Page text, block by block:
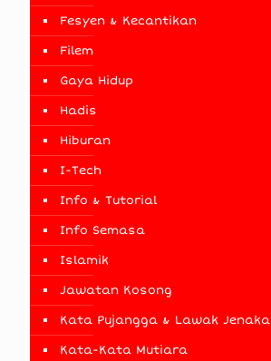
Fesyen & Kecantikan
Filem
Gaya Hidup
Hadis
Hiburan
I-Tech
Info & Tutorial
Info Semasa
Islamik
Jawatan Kosong
Kata Pujangga & Lawak Jenaka
Kata-Kata Mutiara